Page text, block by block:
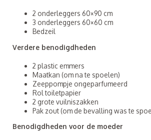
2 onderleggers 60×90 cm
3 onderleggers 60×60 cm
Bedzeil
Verdere benodigdheden
2 plastic emmers
Maatkan (om na te spoelen)
Zeeppompje ongeparfumeerd
Rol toiletpapier
2 grote vuilniszakken
Pak zout (om de bevalling was te
Benodigdheden voor de moeder